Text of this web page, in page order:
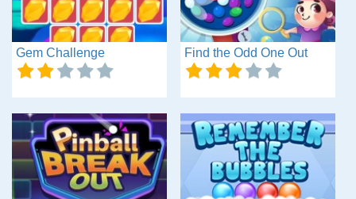
Gem Challenge Find the Odd One Out